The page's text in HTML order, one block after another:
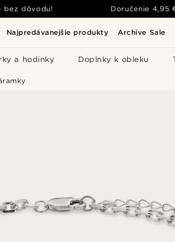
Najpredávanejšie produkty Archive Sale
a hodinky Doplnky k obleku
bez dôvodu! Doručenie 4,95